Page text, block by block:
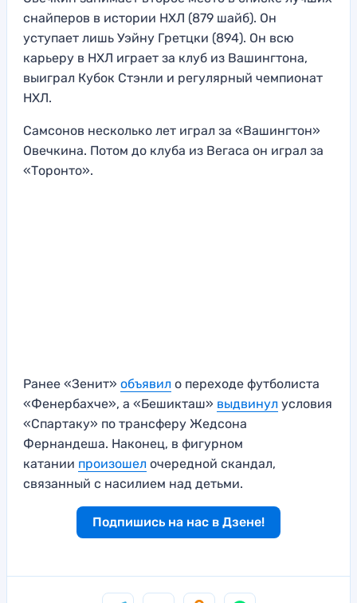
снайперов в истории НХЛ (879 шайб). Он
уступает лишь Уэйну Гретцки (894). Он всю
карьеру в НХЛ играет за клуб из Вашингтона,
выиграл Кубок Стэнли и регулярный чемпионат
НХЛ.
Самсонов несколько лет играл за «Вашингтон»
Овечкина. Потом до клуба из Вегаса он играл за
«Торонто».
Ранее «Зенит» объявил о переходе футболиста
«Фенербахче», а «Бешикташ» выдвинул условия
«Спартаку» по трансферу Жедсона
Фернандеша. Наконец, в фигурном
катании произошел очередной скандал,
связанный с насилием над детьми.
Подпишись на нас в Дзене!